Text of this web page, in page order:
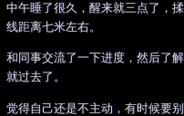
中午睡了很久，醒来就三点了，
线距离七米左右。
和同事交流了一下进度，然后了
就过去了。
觉得自己还是不主动，有时候要